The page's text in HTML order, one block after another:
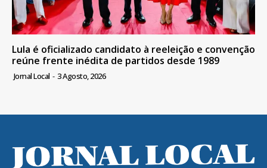
Lula é oficializado candidato à reeleição e convenção
reúne frente inédita de partidos desde 1989
Jornal Local - 3 Agosto, 2026